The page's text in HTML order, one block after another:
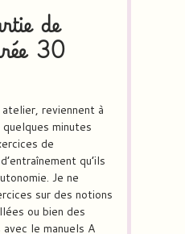
de
30
reviennent à
minutes
de
qu’ils
Je ne
sur des notions
ou bien des
le manuels A